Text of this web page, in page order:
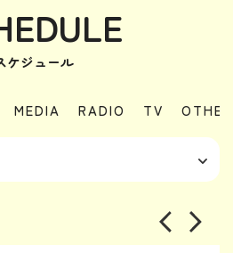
ケジュール
MEDIA RADIO TV OTHER